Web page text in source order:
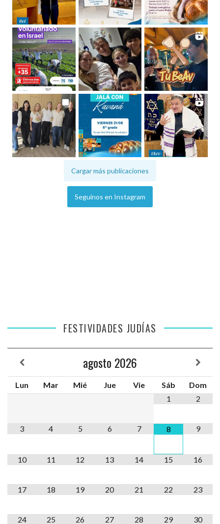
Cargar más publicaciones
Seguinos en Instagram
FESTIVIDADES JUDÍAS
agosto 2026
Lun Mar Mié Jue Vie Sáb
Dom
1
2
3 4 5 6 7 8 9
10 11 12 13 14 15 16
17 18 19 20 21 22 23
24 25 26 27 28 29 30